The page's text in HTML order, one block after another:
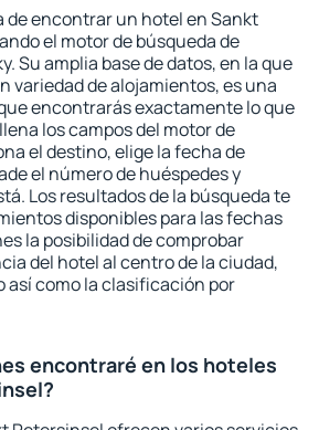
de encontrar un hotel en Sankt
el motor de búsqueda de
Su amplia base de datos, en la que
variedad de alojamientos, es una
encontrarás exactamente lo que
los campos del motor de
el destino, elige la fecha de
el número de huéspedes y
Los resultados de la búsqueda te
disponibles para las fechas
la posibilidad de comprobar
del hotel al centro de la ciudad,
así como la clasificación por
encontraré en los hoteles